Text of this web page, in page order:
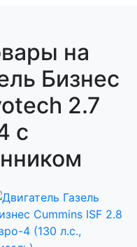
на
Бизнес
2.7
с